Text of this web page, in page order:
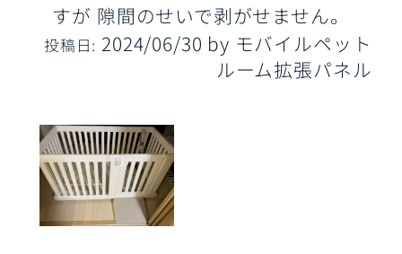
すが 隙間のせいで剥がせません。
投稿日: 2024/06/30 by モバイルペット
ルーム拡張パネル